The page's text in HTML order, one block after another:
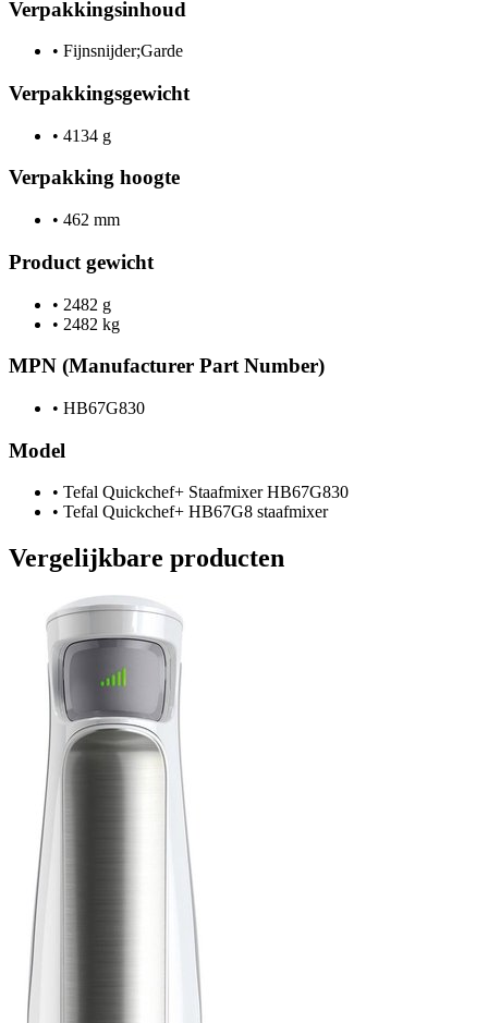
Verpakkingsinhoud
• Fijnsnijder;Garde
Verpakkingsgewicht
• 4134 g
Verpakking hoogte
• 462 mm
Product gewicht
• 2482 g
• 2482 kg
MPN (Manufacturer Part Number)
• HB67G830
Model
• Tefal Quickchef+ Staafmixer HB67G830
• Tefal Quickchef+ HB67G8 staafmixer
Vergelijkbare producten